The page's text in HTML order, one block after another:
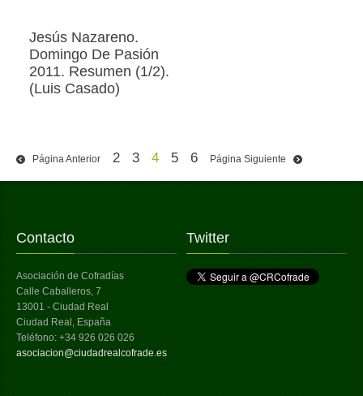
Jesús Nazareno.
Domingo De Pasión
2011. Resumen (1/2).
(Luis Casado)
Página Anterior 2 3 4 5 6 Página Siguiente
Contacto
Asociación de Cofradías
Calle Caballeros, 7
13001 - Ciudad Real
Ciudad Real, España
Teléfono: +34 926 026 026
asociacion@ciudadrealcofrade.es
Twitter